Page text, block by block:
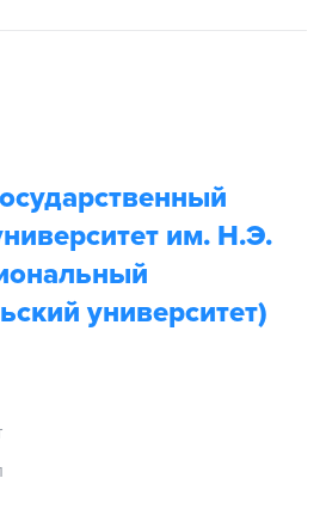
им. Н.Э.
университет)